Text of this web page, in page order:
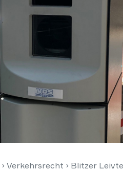
› Verkehrsrecht › Blitzer